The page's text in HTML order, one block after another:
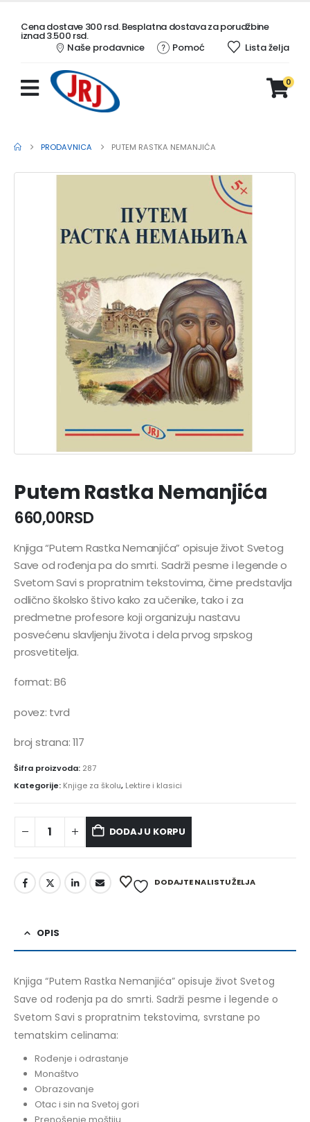
Cena dostave 300 rsd. Besplatna dostava za porudžbine
iznad 3.500 rsd.
Naše prodavnice
Pomoć Lista želja
0
PRODAVNICA PUTEM RASTKA NEMANJIĆA
Putem Rastka Nemanjića
660,00RSD
Knjiga “Putem Rastka Nemanjića” opisuje život Svetog
Save od rođenja pa do smrti. Sadrži pesme i legende o
Svetom Savi s propratnim tekstovima, čime predstavlja
odlično školsko štivo kako za učenike, tako i za
predmetne profesore koji organizuju nastavu
posvećenu slavljenju života i dela prvog srpskog
prosvetitelja.
format: B6
povez: tvrd
broj strana: 117
Šifra proizvoda: 287
Kategorije: Knjige za školu, Lektire i klasici
DODAJ U KORPU
Alternative:
DODAJTE NA LISTU ŽELJA
OPIS
Knjiga “Putem Rastka Nemanjića” opisuje život Svetog
Save od rođenja pa do smrti. Sadrži pesme i legende o
Svetom Savi s propratnim tekstovima, svrstane po
tematskim celinama:
Rođenje i odrastanje
Monaštvo
Obrazovanje
Otac i sin na Svetoj gori